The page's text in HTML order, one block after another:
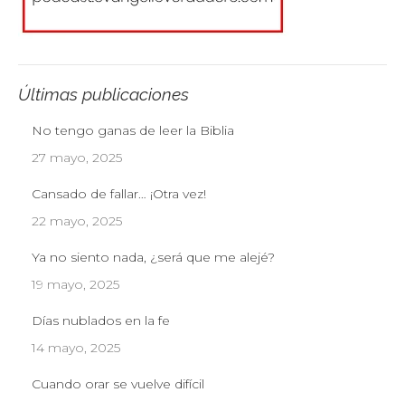
Últimas publicaciones
No tengo ganas de leer la Biblia
27 mayo, 2025
Cansado de fallar… ¡Otra vez!
22 mayo, 2025
Ya no siento nada, ¿será que me alejé?
19 mayo, 2025
Días nublados en la fe
14 mayo, 2025
Cuando orar se vuelve difícil